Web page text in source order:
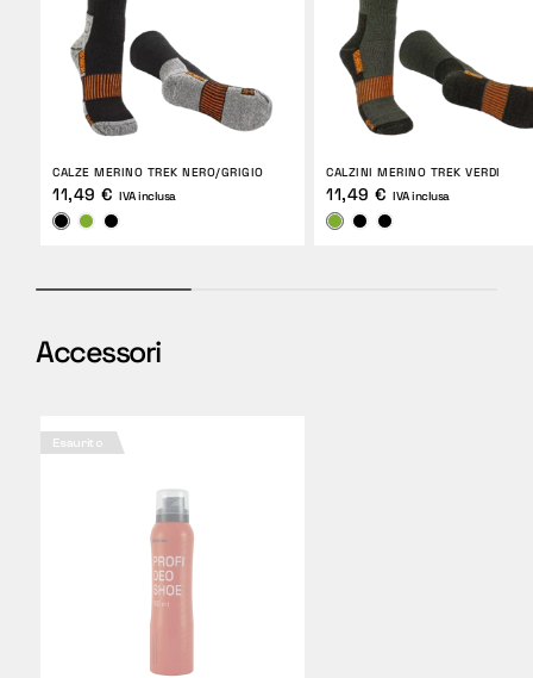
CALZE MERINO TREK NERO/GRIGIO
11,49 € IVA inclusa
CALZINI MERINO TREK VERDI
11,49 € IVA inclusa
Accessori
Esaurito